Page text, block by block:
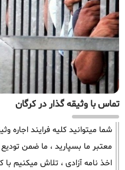
تماس با وثیقه گذار در کرگان
شما میتوانید کلیه فرایند اجاره
معتبر ما بسپارید ، ما ضمن
اخذ نامه آزادی ، تلاش میکنیم